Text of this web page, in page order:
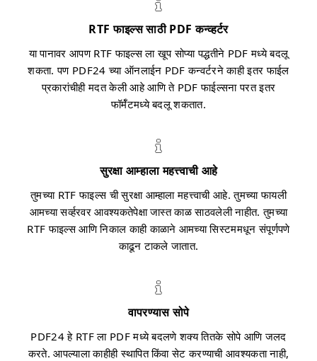
RTF फाइल्स साठी PDF कन्व्हर्टर
या पानावर आपण RTF फाइल्स ला खूप सोप्या पद्धतीने PDF मध्ये बदलू
शकता. पण PDF24 च्या ऑनलाईन PDF कन्वर्टरने काही इतर फाईल
प्रकारांचीही मदत केली आहे आणि ते PDF फाईल्सना परत इतर
फॉर्मॅटमध्ये बदलू शकतात.
सुरक्षा आम्हाला महत्त्वाची आहे
तुमच्या RTF फाइल्स ची सुरक्षा आम्हाला महत्त्वाची आहे. तुमच्या फायली
आमच्या सर्व्हरवर आवश्यकतेपेक्षा जास्त काळ साठवलेली नाहीत. तुमच्या
RTF फाइल्स आणि निकाल काही काळाने आमच्या सिस्टममधून संपूर्णपणे
काढून टाकले जातात.
वापरण्यास सोपे
PDF24 हे RTF ला PDF मध्ये बदलणे शक्य तितके सोपे आणि जलद
करते. आपल्याला काहीही स्थापित किंवा सेट करण्याची आवश्यकता नाही,